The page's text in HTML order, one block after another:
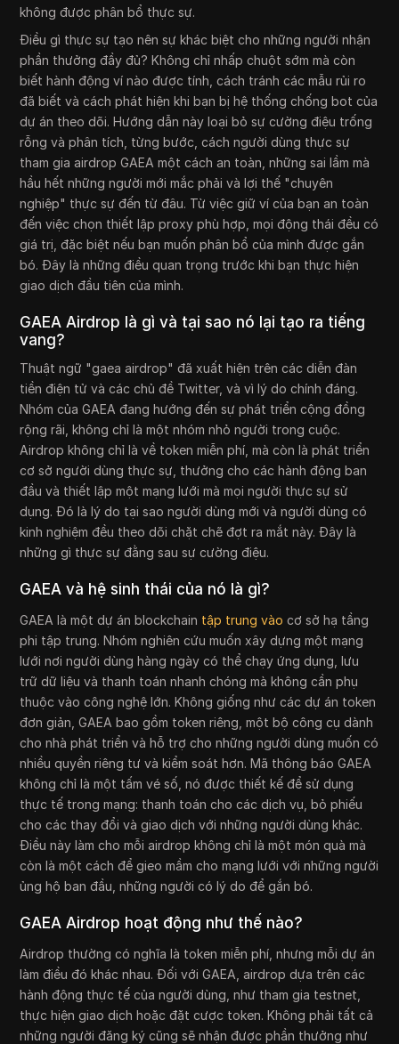
không được phân bổ thực sự.
Điều gì thực sự tạo nên sự khác biệt cho những người nhận
phần thưởng đầy đủ? Không chỉ nhấp chuột sớm mà còn
biết hành động ví nào được tính, cách tránh các mẫu rủi ro
đã biết và cách phát hiện khi bạn bị hệ thống chống bot của
dự án theo dõi. Hướng dẫn này loại bỏ sự cường điệu trống
rỗng và phân tích, từng bước, cách người dùng thực sự
tham gia airdrop GAEA một cách an toàn, những sai lầm mà
hầu hết những người mới mắc phải và lợi thế "chuyên
nghiệp" thực sự đến từ đâu. Từ việc giữ ví của bạn an toàn
đến việc chọn thiết lập proxy phù hợp, mọi động thái đều có
giá trị, đặc biệt nếu bạn muốn phân bổ của mình được gắn
bó. Đây là những điều quan trọng trước khi bạn thực hiện
giao dịch đầu tiên của mình.
GAEA Airdrop là gì và tại sao nó lại tạo ra tiếng
vang?
Thuật ngữ "gaea airdrop" đã xuất hiện trên các diễn đàn
tiền điện tử và các chủ đề Twitter, và vì lý do chính đáng.
Nhóm của GAEA đang hướng đến sự phát triển cộng đồng
rộng rãi, không chỉ là một nhóm nhỏ người trong cuộc.
Airdrop không chỉ là về token miễn phí, mà còn là phát triển
cơ sở người dùng thực sự, thưởng cho các hành động ban
đầu và thiết lập một mạng lưới mà mọi người thực sự sử
dụng. Đó là lý do tại sao người dùng mới và người dùng có
kinh nghiệm đều theo dõi chặt chẽ đợt ra mắt này. Đây là
những gì thực sự đằng sau sự cường điệu.
GAEA và hệ sinh thái của nó là gì?
GAEA là một dự án blockchain tập trung vào cơ sở hạ tầng
phi tập trung. Nhóm nghiên cứu muốn xây dựng một mạng
lưới nơi người dùng hàng ngày có thể chạy ứng dụng, lưu
trữ dữ liệu và thanh toán nhanh chóng mà không cần phụ
thuộc vào công nghệ lớn. Không giống như các dự án token
đơn giản, GAEA bao gồm token riêng, một bộ công cụ dành
cho nhà phát triển và hỗ trợ cho những người dùng muốn có
nhiều quyền riêng tư và kiểm soát hơn. Mã thông báo GAEA
không chỉ là một tấm vé số, nó được thiết kế để sử dụng
thực tế trong mạng: thanh toán cho các dịch vụ, bỏ phiếu
cho các thay đổi và giao dịch với những người dùng khác.
Điều này làm cho mỗi airdrop không chỉ là một món quà mà
còn là một cách để gieo mầm cho mạng lưới với những người
ủng hộ ban đầu, những người có lý do để gắn bó.
GAEA Airdrop hoạt động như thế nào?
Airdrop thường có nghĩa là token miễn phí, nhưng mỗi dự án
làm điều đó khác nhau. Đối với GAEA, airdrop dựa trên các
hành động thực tế của người dùng, như tham gia testnet,
thực hiện giao dịch hoặc đặt cược token. Không phải tất cả
những người đăng ký cũng sẽ nhận được phần thưởng như